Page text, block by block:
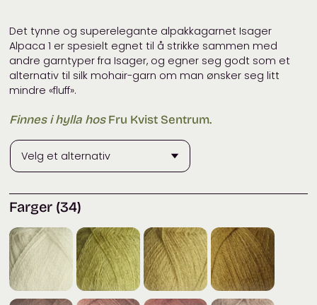
Det tynne og superelegante alpakkagarnet Isager
Alpaca 1 er spesielt egnet til å strikke sammen med
andre garntyper fra Isager, og egner seg godt som et
alternativ til silk mohair-garn om man ønsker seg litt
mindre «fluff».
Finnes i hylla hosFru Kvist Sentrum.
Farger (34)